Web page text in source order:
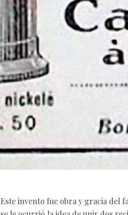
Este invento fue obra y gracia del